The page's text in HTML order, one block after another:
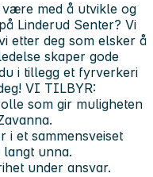
med å utvikle og
Linderud Senter? Vi
etter deg som elsker å
skaper gode
i tillegg et fyrverkeri
VI TILBYR:
som gir muligheten
i et sammensveiset
unna.
under ansvar.